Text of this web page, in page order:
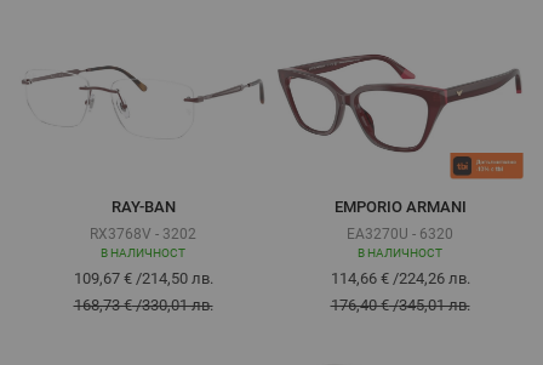
RAY-BAN
RX3768V - 3202
В НАЛИЧНОСТ
109,67 €/214,50 лв.
168,73 €/330,01 лв.
EMPORIO ARMANI
EA3270U - 6320
В НАЛИЧНОСТ
114,66 €/224,26 лв.
176,40 €/345,01 лв.